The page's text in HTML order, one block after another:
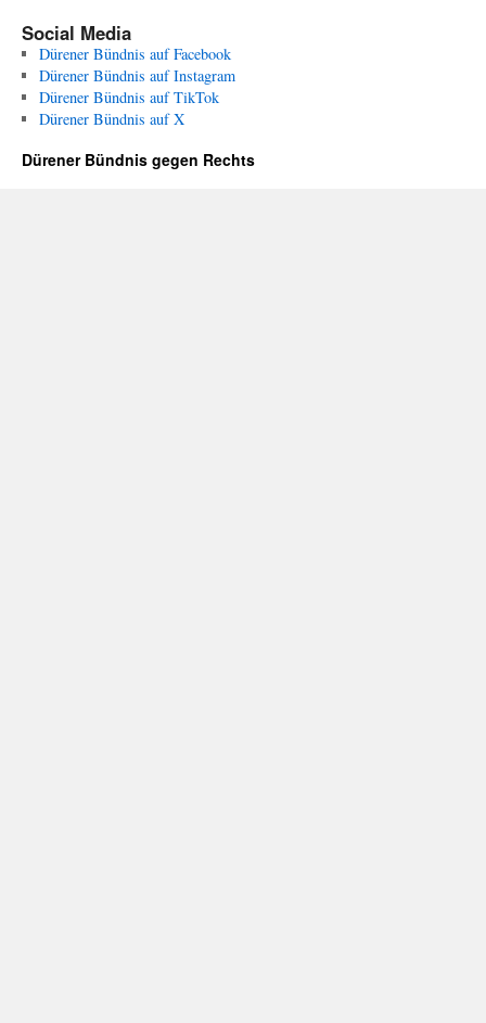
Social Media
Dürener Bündnis auf Facebook
Dürener Bündnis auf Instagram
Dürener Bündnis auf TikTok
Dürener Bündnis auf X
Dürener Bündnis gegen Rechts